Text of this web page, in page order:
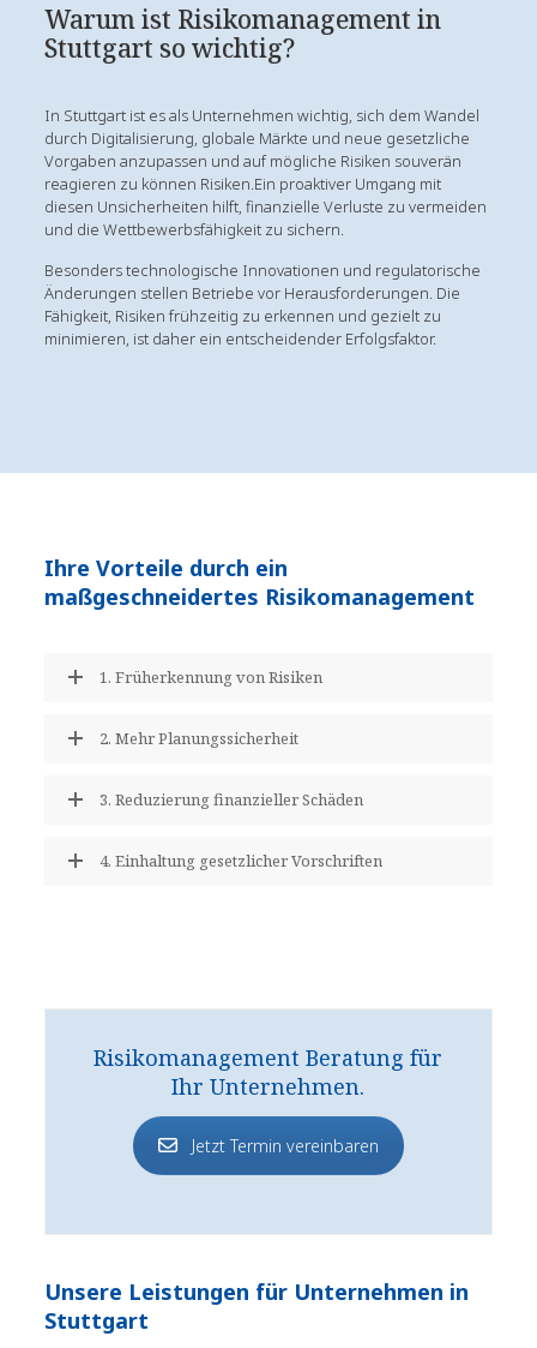
Warum ist Risikomanagement in
Stuttgart so wichtig?
In Stuttgart ist es als Unternehmen wichtig, sich dem Wandel
durch Digitalisierung, globale Märkte und neue gesetzliche
Vorgaben anzupassen und auf mögliche Risiken souverän
reagieren zu können Risiken.Ein proaktiver Umgang mit
diesen Unsicherheiten hilft, finanzielle Verluste zu vermeiden
und die Wettbewerbsfähigkeit zu sichern.
Besonders technologische Innovationen und regulatorische
Änderungen stellen Betriebe vor Herausforderungen. Die
Fähigkeit, Risiken frühzeitig zu erkennen und gezielt zu
minimieren, ist daher ein entscheidender Erfolgsfaktor.
Ihre Vorteile durch ein
maßgeschneidertes Risikomanagement
1. Früherkennung von Risiken
2. Mehr Planungssicherheit
3. Reduzierung finanzieller Schäden
4. Einhaltung gesetzlicher Vorschriften
Risikomanagement Beratung für
Ihr Unternehmen.
Jetzt Termin vereinbaren
Unsere Leistungen für Unternehmen in
Stuttgart